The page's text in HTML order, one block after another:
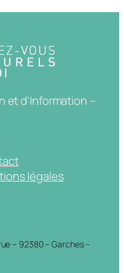
et d'Information –
légales
– 92380 – Garches –